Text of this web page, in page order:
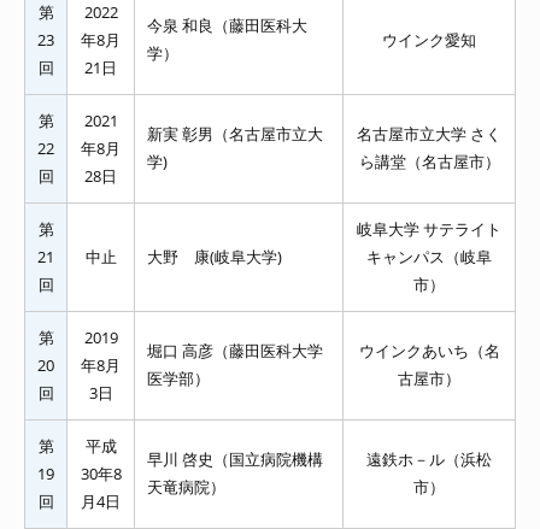
第
23
回
2022
年8月
21日
今泉 和良（藤田医科大
学）
ウインク愛知
第
22
回
2021
年8月
28日
新実 彰男（名古屋市立大
学)
名古屋市立大学 さく
ら講堂（名古屋市）
第
21
回
中止 大野 康(岐阜大学)
岐阜大学 サテライト
キャンパス（岐阜
市）
第
20
回
2019
年8月
3日
堀口 高彦（藤田医科大学
医学部）
ウインクあいち（名
古屋市）
第
19
回
平成
30年8
月4日
早川 啓史（国立病院機構
天竜病院）
遠鉄ホ－ル（浜松
市）